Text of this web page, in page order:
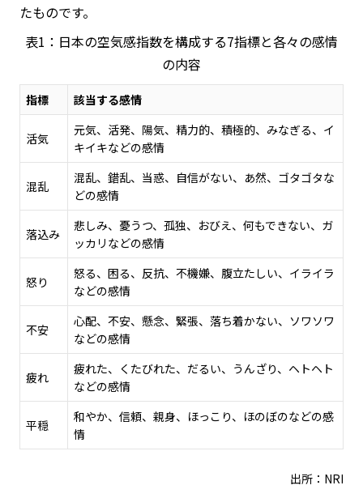
たものです。
表1：日本の空気感指数を構成する7指標と各々の感情
の内容
指標 該当する感情
活気
元気、活発、陽気、精力的、積極的、みなぎる、イ
キイキなどの感情
混乱
混乱、錯乱、当惑、自信がない、あ然、ゴタゴタな
どの感情
落込み
悲しみ、憂うつ、孤独、おびえ、何もできない、ガ
ッカリなどの感情
怒り
怒る、困る、反抗、不機嫌、腹立たしい、イライラ
などの感情
不安
心配、不安、懸念、緊張、落ち着かない、ソワソワ
などの感情
疲れ
疲れた、くたびれた、だるい、うんざり、ヘトヘト
などの感情
平穏
和やか、信頼、親身、ほっこり、ほのぼのなどの感
情
出所：NRI